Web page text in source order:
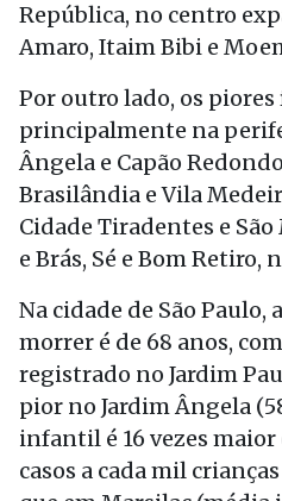
República, no centro
Amaro, Itaim Bibi e
Por outro lado, os
principalmente na
Ângela e Capão
Brasilândia e Vila
Cidade Tiradentes e
e Brás, Sé e Bom
Na cidade de São Paulo,
morrer é de 68 anos,
registrado no Jardim
pior no Jardim Ângela
infantil é 16 vezes maior
casos a cada mil